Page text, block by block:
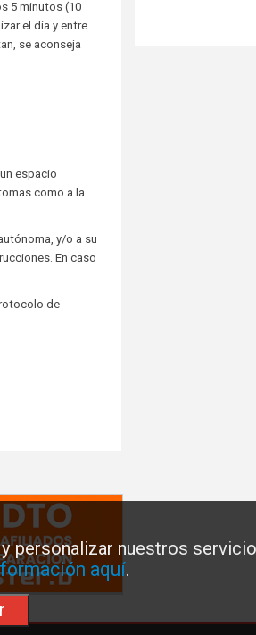
personalizar nuestros
aquí.
5 minutos (10
el día y entre
se aconseja
espacio
como a la
y/o a su
En caso
de